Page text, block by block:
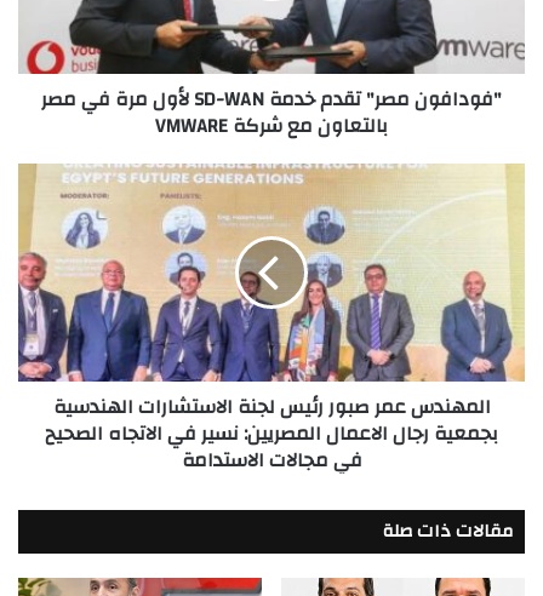
مرة
في
مصر
VMWARE
"فودافون مصر" تقدم خدمة SD-WAN لأول مرة في مصر
بالتعاون مع شركة VMWARE
عمر
الاستشارات
الهندسية
بجمعية
رجال
الاعمال
المصريين:
الصحيح
في
مجالات
المهندس عمر صبور رئيس لجنة الاستشارات الهندسية
بجمعية رجال الاعمال المصريين: نسير في الاتجاه الصحيح
في مجالات الاستدامة
مقالات ذات صلة